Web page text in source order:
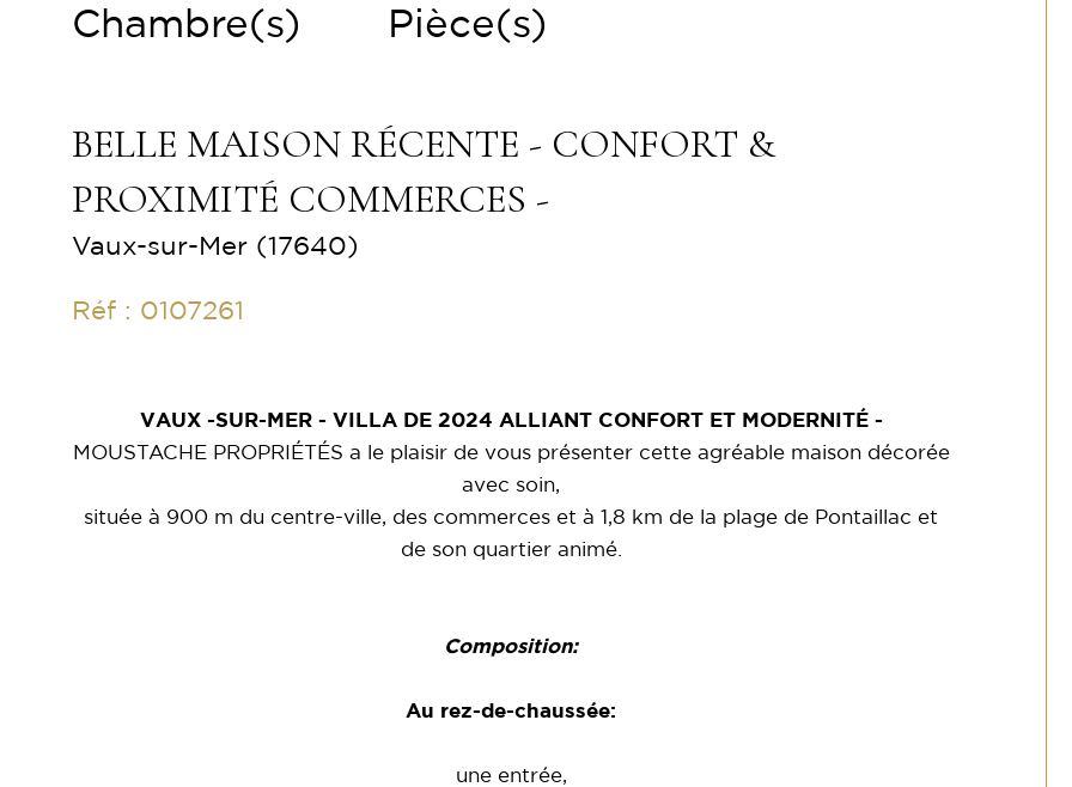
Chambre(s) Pièce(s)
BELLE MAISON RÉCENTE - CONFORT &
PROXIMITÉ COMMERCES -
Vaux-sur-Mer (17640)
Réf : 0107261
VAUX -SUR-MER - VILLA DE 2024 ALLIANT CONFORT ET MODERNITÉ -
MOUSTACHE PROPRIÉTÉS a le plaisir de vous présenter cette agréable maison décorée
avec soin,
située à 900 m du centre-ville, des commerces et à 1,8 km de la plage de Pontaillac et
de son quartier animé.
Composition:
Au rez-de-chaussée:
une entrée,